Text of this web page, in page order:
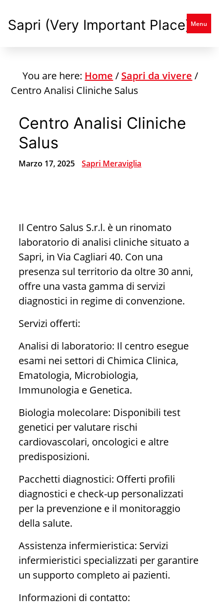
toSapri (Very Important Place) Menu
You are here: Home / Sapri da vivere /
Centro Analisi Cliniche Salus
Centro Analisi Cliniche
Salus
Marzo 17, 2025 Sapri Meraviglia
Il Centro Salus S.r.l. è un rinomato
laboratorio di analisi cliniche situato a
Sapri, in Via Cagliari 40. Con una
presenza sul territorio da oltre 30 anni,
offre una vasta gamma di servizi
diagnostici in regime di convenzione.
Servizi offerti:
Analisi di laboratorio: Il centro esegue
esami nei settori di Chimica Clinica,
Ematologia, Microbiologia,
Immunologia e Genetica.
Biologia molecolare: Disponibili test
genetici per valutare rischi
cardiovascolari, oncologici e altre
predisposizioni.
Pacchetti diagnostici: Offerti profili
diagnostici e check-up personalizzati
per la prevenzione e il monitoraggio
della salute.
Assistenza infermieristica: Servizi
infermieristici specializzati per garantire
un supporto completo ai pazienti.
Informazioni di contatto: